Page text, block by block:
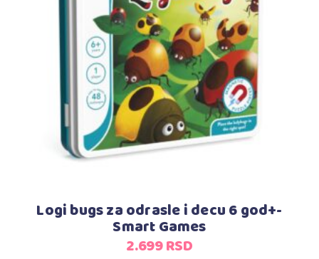
Dodaj u korpu
Logi bugs za odrasle i decu 6 god+-
Smart Games
2.699RSD